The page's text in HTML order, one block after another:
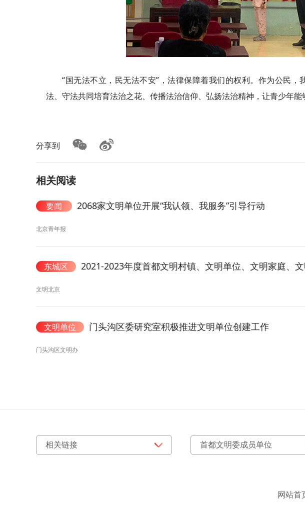
“国无法不立，民无法不安”，法律保障着我们的权利。作为公民
法、守法共同培育法治之花、传播法治信仰、弘扬法治精神，让青少年能
分享到
相关阅读
要闻 2068家文明单位开展“我认领、我服务”引导行动
北京青年报
东城区 2021-2023年度首都文明村镇、文明单位、文明家庭、
文明北京
文明单位 门头沟区委研究室积极推进文明单位创建工作
门头沟区文明办
网站首